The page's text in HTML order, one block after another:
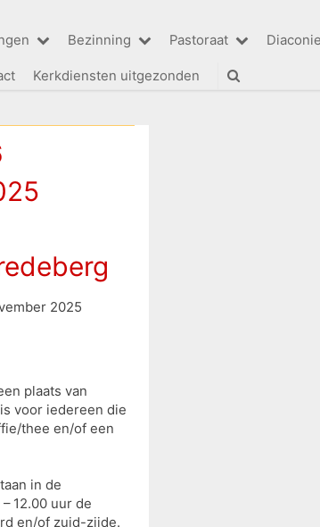
Bezinning Pastoraat Diaconie
Kerkdiensten uitgezonden
2025
plaats van
voor iedereen die
thee en/of een
in de
12.00 uur de
en/of zuid-zijde.